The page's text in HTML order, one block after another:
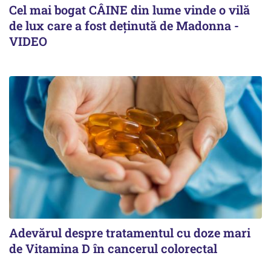
Cel mai bogat CÂINE din lume vinde o vilă
de lux care a fost deținută de Madonna -
VIDEO
Adevărul despre tratamentul cu doze mari
de Vitamina D în cancerul colorectal